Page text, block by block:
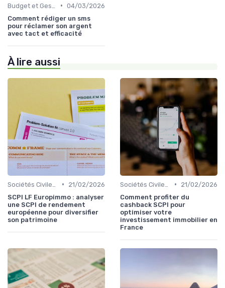
• 04/03/2026
Comment rédiger un sms
pour réclamer son argent
avec tact et efficacité
À lire aussi
•
21/02/2026
SCPI LF Europimmo : analyser
une SCPI de rendement
européenne pour diversifier
son patrimoine
•
21/02/2026
Comment profiter du
cashback SCPI pour
optimiser votre
investissement immobilier en
France